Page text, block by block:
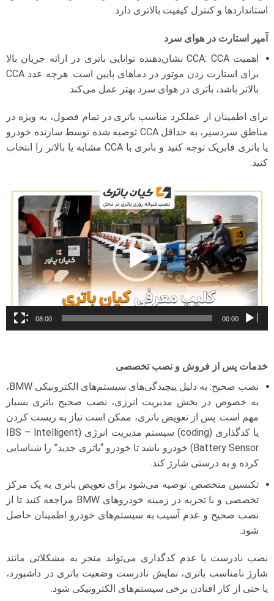
استانداردها و کنترل کیفیت بالاتری دارد.
آمپر استارت در هوای سرد
اهمیت CCA: CCA نشان‌دهنده توانایی باتری در ارائه جریان بالا
برای استارت زدن موتور در دماهای پایین است. هرچه عدد CCA
بالاتر باشد، باتری در هوای سرد بهتر عمل می‌کند.
برای اطمینان از عملکرد مناسب باتری در تمام فصول، به ویژه در
مناطق سردسیر، به حداقل CCA توصیه شده توسط سازنده خودرو
یا باتری فابریک توجه کنید و باتری با CCA مشابه یا بالاتر را انتخاب
کنید.
نمایشگر
ویدیو
00:00
08:00
خدمات پس از فروش و نصب تخصصی
نصب صحیح: به دلیل پیچیدگی‌های سیستم‌های الکترونیکی BMW،
به خصوص در بخش مدیریت انرژی، نصب صحیح باتری بسیار
مهم است. پس از تعویض باتری، ممکن است نیاز به ریست کردن
یا کدگذاری (coding) سیستم مدیریت انرژی (IBS – Intelligent
Battery Sensor) خودرو باشد تا خودرو “باتری جدید” را شناسایی
کرده و به درستی شارژ کند.
تکنسین متخصص: توصیه می‌شود برای تعویض باتری به یک مرکز
تخصصی و با تجربه در زمینه خودروهای BMW مراجعه کنید تا از
نصب صحیح و عدم آسیب به سیستم‌های خودرو اطمینان حاصل
شود.
نصب نادرست یا عدم کدگذاری می‌تواند منجر به مشکلاتی مانند
شارژ نامناسب باتری، نمایش نادرست وضعیت باتری در داشبورد،
یا حتی از کار افتادن برخی سیستم‌های الکترونیکی شود.